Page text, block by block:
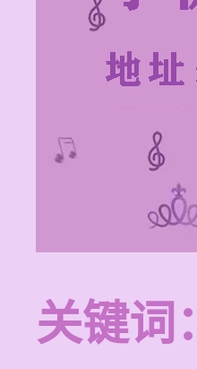
关键词：